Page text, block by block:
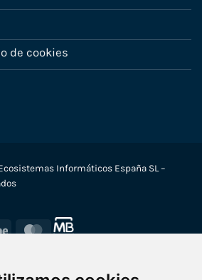
de cookies
Informáticos España SL –
Stripe MasterCard